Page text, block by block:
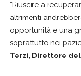
“Riuscire a
altrimenti
opportunità e una
soprattutto nei
Terzi, Direttore